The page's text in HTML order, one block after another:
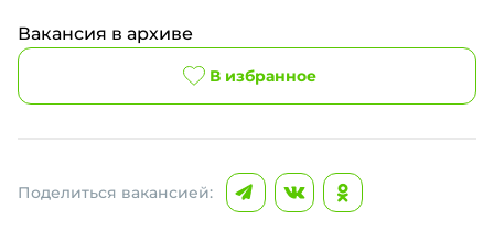
Вакансия в архиве
В избранное
Поделиться вакансией: